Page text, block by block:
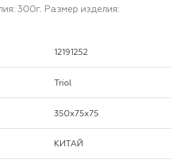
300г. Размер изделия:
12191252
Triol
350x75x75
КИТАЙ